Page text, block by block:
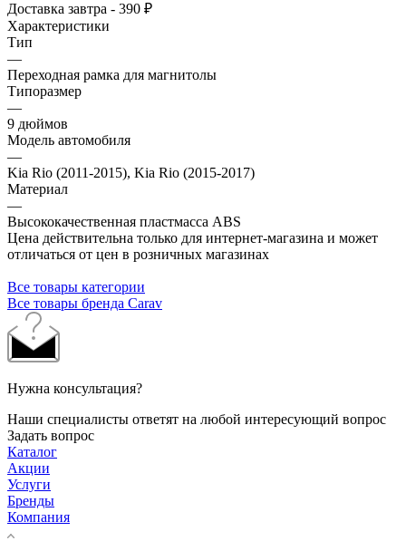
Доставка завтра - 390 ₽
Характеристики
Тип
—
Переходная рамка для магнитолы
Типоразмер
—
9 дюймов
Модель автомобиля
—
Kia Rio (2011-2015), Kia Rio (2015-2017)
Материал
—
Высококачественная пластмасса ABS
Цена действительна только для интернет-магазина и может
отличаться от цен в розничных магазинах
Все товары категории
Все товары бренда Carav
Нужна консультация?
Наши специалисты ответят на любой интересующий вопрос
Задать вопрос
Каталог
Акции
Услуги
Бренды
Компания